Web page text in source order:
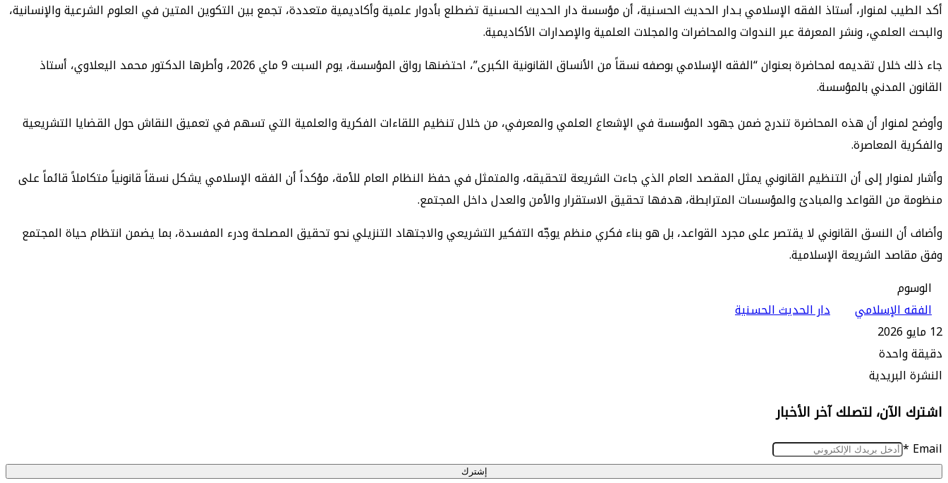
أكد الطيب لمنوار، أستاذ الفقه الإسلامي بـدار الحديث الحسنية، أن مؤسسة دار الحديث الحسنية تضطلع بأدوار علمية وأكاديمية متعددة، تجمع بين التكوين المتين في العلوم الشرعية والإنسانية،
والبحث العلمي، ونشر المعرفة عبر الندوات والمحاضرات والمجلات العلمية والإصدارات الأكاديمية.
جاء ذلك خلال تقديمه لمحاضرة بعنوان “الفقه الإسلامي بوصفه نسقاً من الأنساق القانونية الكبرى”، احتضنها رواق المؤسسة، يوم السبت 9 ماي 2026، وأطرها الدكتور محمد اليعلاوي، أستاذ
القانون المدني بالمؤسسة.
وأوضح لمنوار أن هذه المحاضرة تندرج ضمن جهود المؤسسة في الإشعاع العلمي والمعرفي، من خلال تنظيم اللقاءات الفكرية والعلمية التي تسهم في تعميق النقاش حول القضايا التشريعية
والفكرية المعاصرة.
وأشار لمنوار إلى أن التنظيم القانوني يمثل المقصد العام الذي جاءت الشريعة لتحقيقه، والمتمثل في حفظ النظام العام للأمة، مؤكداً أن الفقه الإسلامي يشكل نسقاً قانونياً متكاملاً قائماً على
منظومة من القواعد والمبادئ والمؤسسات المترابطة، هدفها تحقيق الاستقرار والأمن والعدل داخل المجتمع.
وأضاف أن النسق القانوني لا يقتصر على مجرد القواعد، بل هو بناء فكري منظم يوجّه التفكير التشريعي والاجتهاد التنزيلي نحو تحقيق المصلحة ودرء المفسدة، بما يضمن انتظام حياة المجتمع
وفق مقاصد الشريعة الإسلامية.
الوسوم
الفقه الإسلامي
دار الحديث الحسنية
12 مايو 2026
دقيقة واحدة
فيسبوك
ماسنجر
ماسنجر
واتساب
تيلقرام
مشاركة
البريد
طباعة
النشرة البريدية
اشترك الآن، لتصلك آخر الأخبار
Email
*
إشترك